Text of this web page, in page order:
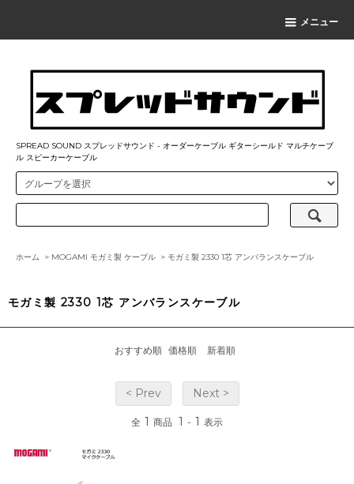
メニュー
SPREAD SOUND スプレッドサウンド - オーダーケーブル ギターシールド マルチケーブ
ル スピーカーケーブル
ホーム > MOGAMI モガミ製 ケーブル > モガミ製 2330 1芯 アンバランスケーブル
モガミ製 2330 1芯 アンバランスケーブル
おすすめ順 価格順 新着順
< Prev Next >
全 1 商品 1 - 1 表示